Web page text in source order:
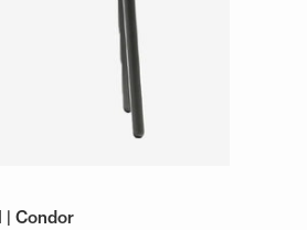
| Condor